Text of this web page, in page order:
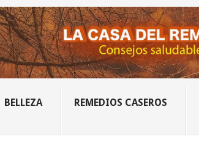
BELLEZA REMEDIOS CASEROS